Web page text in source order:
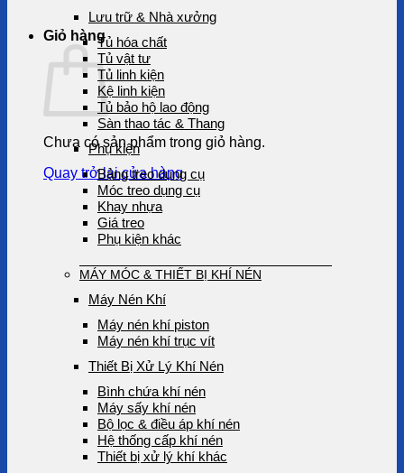
Giỏ hàng
Chưa có sản phẩm trong giỏ hàng.
Quay trở lại cửa hàng
Lưu trữ & Nhà xưởng
Tủ hóa chất
Tủ vật tư
Tủ linh kiện
Kệ linh kiện
Tủ bảo hộ lao động
Sàn thao tác & Thang
Phụ kiện
Bảng treo dụng cụ
Móc treo dụng cụ
Khay nhựa
Giá treo
Phụ kiện khác
MÁY MÓC & THIẾT BỊ KHÍ NÉN
Máy Nén Khí
Máy nén khí piston
Máy nén khí trục vít
Thiết Bị Xử Lý Khí Nén
Bình chứa khí nén
Máy sấy khí nén
Bộ lọc & điều áp khí nén
Hệ thống cấp khí nén
Thiết bị xử lý khí khác